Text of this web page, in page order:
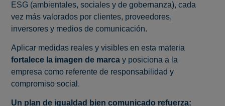
ESG (ambientales, sociales y de gobernanza), cada
vez más valorados por clientes, proveedores,
inversores y medios de comunicación.
Aplicar medidas reales y visibles en esta materia
fortalece la imagen de marca y posiciona a la
empresa como referente de responsabilidad y
compromiso social.
Un plan de igualdad bien comunicado refuerza: